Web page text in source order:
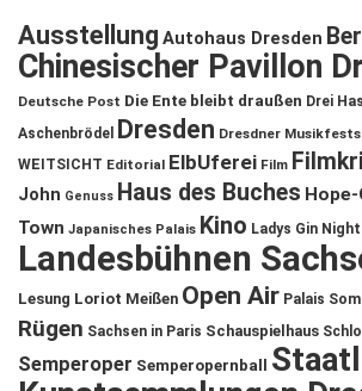
Ausstellung Autohaus Dresden
Chinesischer Pavillon
Deutsche Post Die Ente bleibt draußen Drei
Aschenbrödel
Dresden Dresdner
WEITSICHT Editorial ElbUferei Film
John Genuss Haus des Buches
Town Japanisches Palais Kino Ladys Gin Night
Landesbühnen
Lesung Loriot Meißen Open Air Palais
Rügen Sachsen in Paris Schauspielhaus
Semperoper Semperopernball